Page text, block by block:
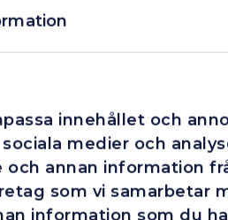
innehållet och
medier och
annan information
som vi samarbetar
information som du